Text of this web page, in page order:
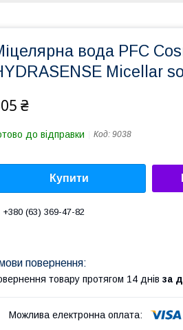
вода PFC
Micellar
₴
до відправки Код: 9038
Купити
+380 (63) 369-47-82
товару протягом 14 днів за